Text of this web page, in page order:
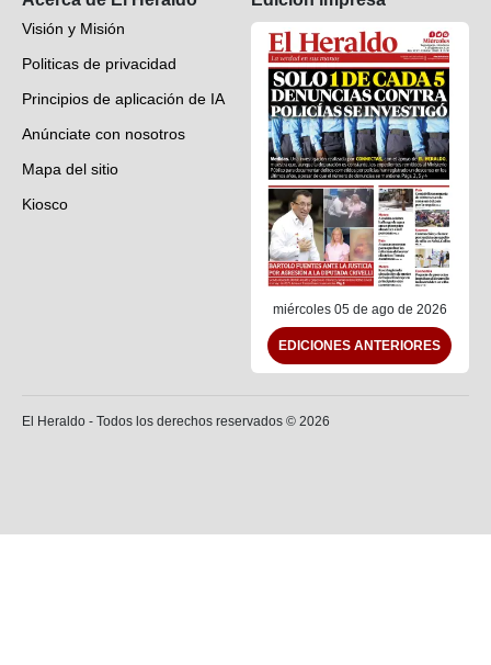
Visión y Misión
Politicas de privacidad
Principios de aplicación de IA
Anúnciate con nosotros
Mapa del sitio
Kiosco
miércoles 05 de ago de 2026
EDICIONES ANTERIORES
El Heraldo - Todos los derechos reservados © 2026